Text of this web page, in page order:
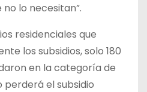
lo necesitan”.
residenciales que
los subsidios, solo 180
en la categoría de
perderá el subsidio